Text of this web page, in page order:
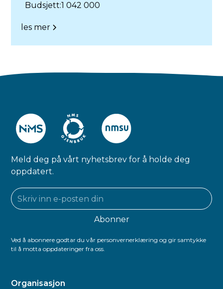
Budsjett:1 042 000
les mer
Meld deg på vårt nyhetsbrev for å holde deg
oppdatert.
Ved å abonnere godtar du vår personvernerklæring og gir samtykke
til å motta oppdateringer fra oss.
Organisasjon